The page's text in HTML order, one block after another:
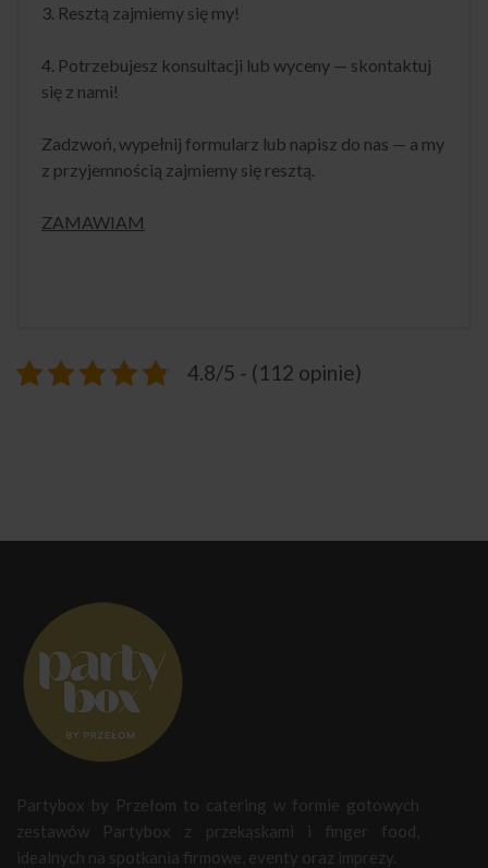
3. Resztą zajmiemy się my!
4. Potrzebujesz konsultacji lub wyceny — skontaktuj
się z nami!
Zadzwoń, wypełnij formularz lub napisz do nas — a my
z przyjemnością zajmiemy się resztą.
ZAMAWIAM
4.8/5 - (112 opinie)
Partybox by Przełom to catering w formie gotowych
zestawów Partybox z przekąskami i finger food,
idealnych na spotkania firmowe, eventy oraz imprezy.